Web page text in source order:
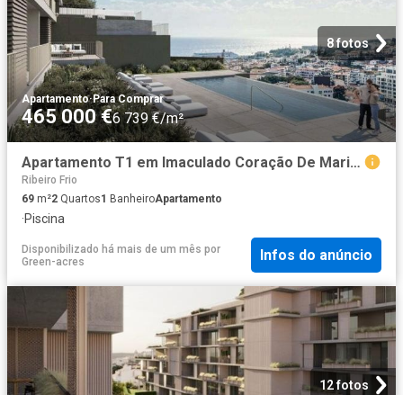
8 fotos
Apartamento·Para Comprar
465 000 €6 739 €/m²
Apartamento T1 em Imaculado Coração De Maria de 69,00 m² 69m² São Pedro Funchal
Ribeiro Frio
69 m²2 Quartos1 BanheiroApartamento
·Piscina
Disponibilizado há mais de um mês por
Green-acres
Infos do anúncio
12 fotos